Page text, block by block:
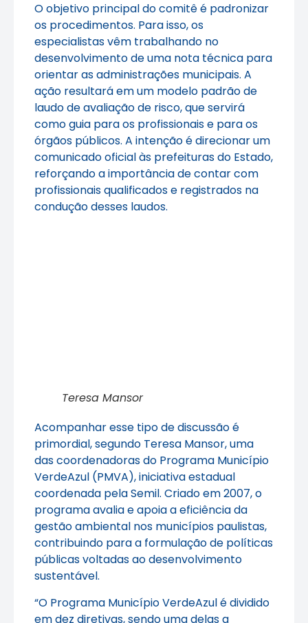
O objetivo principal do comitê é padronizar
os procedimentos. Para isso, os
especialistas vêm trabalhando no
desenvolvimento de uma nota técnica para
orientar as administrações municipais. A
ação resultará em um modelo padrão de
laudo de avaliação de risco, que servirá
como guia para os profissionais e para os
órgãos públicos. A intenção é direcionar um
comunicado oficial às prefeituras do Estado,
reforçando a importância de contar com
profissionais qualificados e registrados na
condução desses laudos.
Teresa Mansor
Acompanhar esse tipo de discussão é
primordial, segundo Teresa Mansor, uma
das coordenadoras do Programa Município
VerdeAzul (PMVA), iniciativa estadual
coordenada pela Semil. Criado em 2007, o
programa avalia e apoia a eficiência da
gestão ambiental nos municípios paulistas,
contribuindo para a formulação de políticas
públicas voltadas ao desenvolvimento
sustentável.
“O Programa Município VerdeAzul é dividido
em dez diretivas, sendo uma delas a